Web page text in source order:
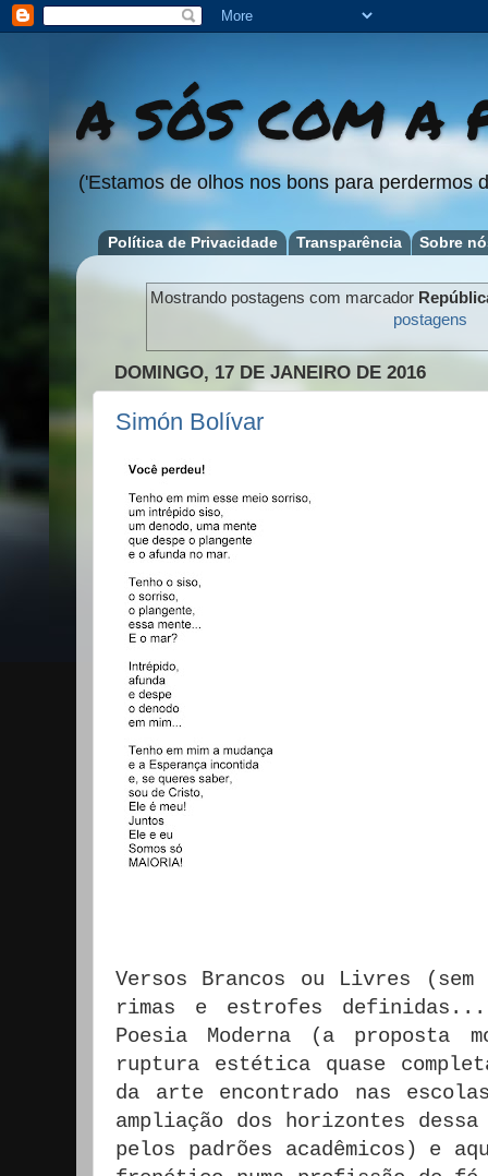
A SÓS COM A
('Estamos de olhos nos bons para perdermos
Política de Privacidade Transparência Sobre
Mostrando postagens com marcador
postagens
DOMINGO, 17 DE JANEIRO DE 2016
Simón Bolívar
Versos Brancos ou Livres
rimas e estrofes
Poesia Moderna (a proposta
ruptura estética quase
da arte encontrado nas
ampliação dos horizontes
pelos padrões acadêmicos) e